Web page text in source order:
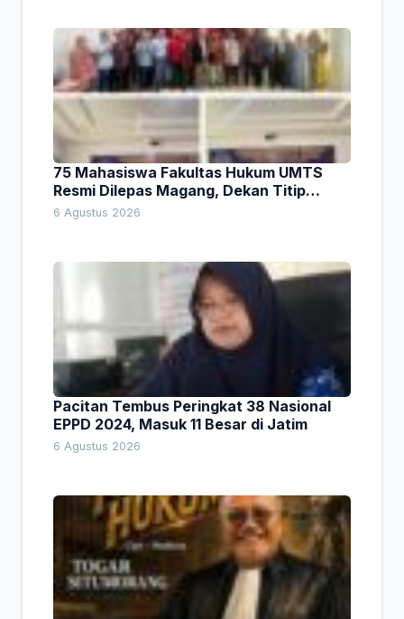
75 Mahasiswa Fakultas Hukum UMTS
Resmi Dilepas Magang, Dekan Titip
Empat Pesan Penting
6 Agustus 2026
Pacitan Tembus Peringkat 38 Nasional
EPPD 2024, Masuk 11 Besar di Jatim
6 Agustus 2026